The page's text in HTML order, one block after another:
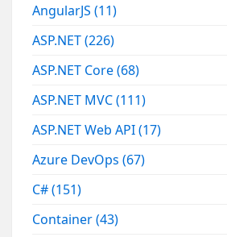
AngularJS(11)
ASP.NET(226)
ASP.NET Core(68)
ASP.NET MVC(111)
ASP.NET Web API(17)
Azure DevOps(67)
C#(151)
Container(43)